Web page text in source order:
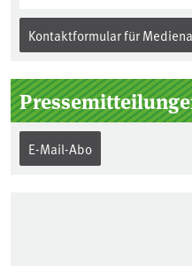
Kontaktformular für
E-Mail-Abo